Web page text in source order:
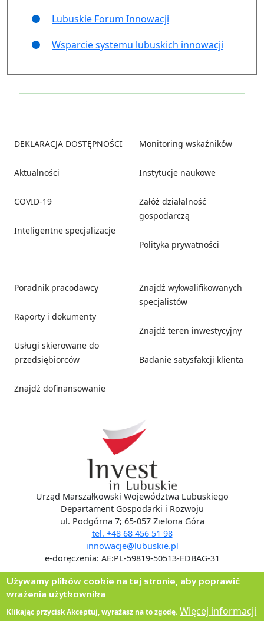
Lubuskie Forum Innowacji
Wsparcie systemu lubuskich innowacji
DEKLARACJA DOSTĘPNOŚCI
Aktualności
COVID-19
Inteligentne specjalizacje
Monitoring wskaźników
Instytucje naukowe
Załóż działalność
gospodarczą
Polityka prywatności
Poradnik pracodawcy
Raporty i dokumenty
Usługi skierowane do
przedsiębiorców
Znajdź dofinansowanie
Znajdź wykwalifikowanych
specjalistów
Znajdź teren inwestycyjny
Badanie satysfakcji klienta
Urząd Marszałkowski Województwa Lubuskiego
Departament Gospodarki i Rozwoju
ul. Podgórna 7; 65-057 Zielona Góra
tel. +48 68 456 51 98
innowacje@lubuskie.pl
e-doręczenia: AE:PL-59819-50513-EDBAG-31
Używamy plików cookie na tej stronie, aby poprawić
wrażenia użytkownika
Klikając przycisk Akceptuj, wyrażasz na to zgodę. Więcej informacji